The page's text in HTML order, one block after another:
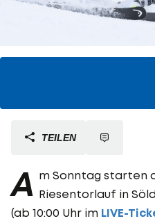
TEILEN
A m Sonntag starten
Riesentorlauf in
(ab 10:00 Uhr im LIVE-